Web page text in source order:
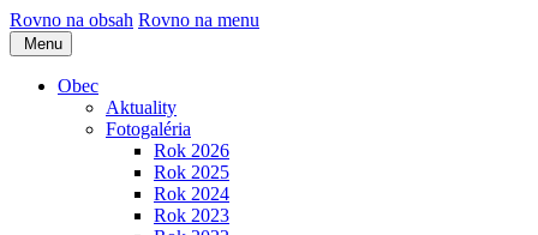
Rovno na obsah Rovno na menu
Menu
Obec
Aktuality
Fotogaléria
Rok 2026
Rok 2025
Rok 2024
Rok 2023